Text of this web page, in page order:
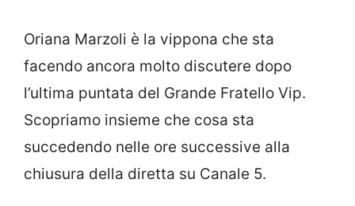
Oriana Marzoli è la vippona che sta
facendo ancora molto discutere dopo
l’ultima puntata del Grande Fratello Vip.
Scopriamo insieme che cosa sta
succedendo nelle ore successive alla
chiusura della diretta su Canale 5.